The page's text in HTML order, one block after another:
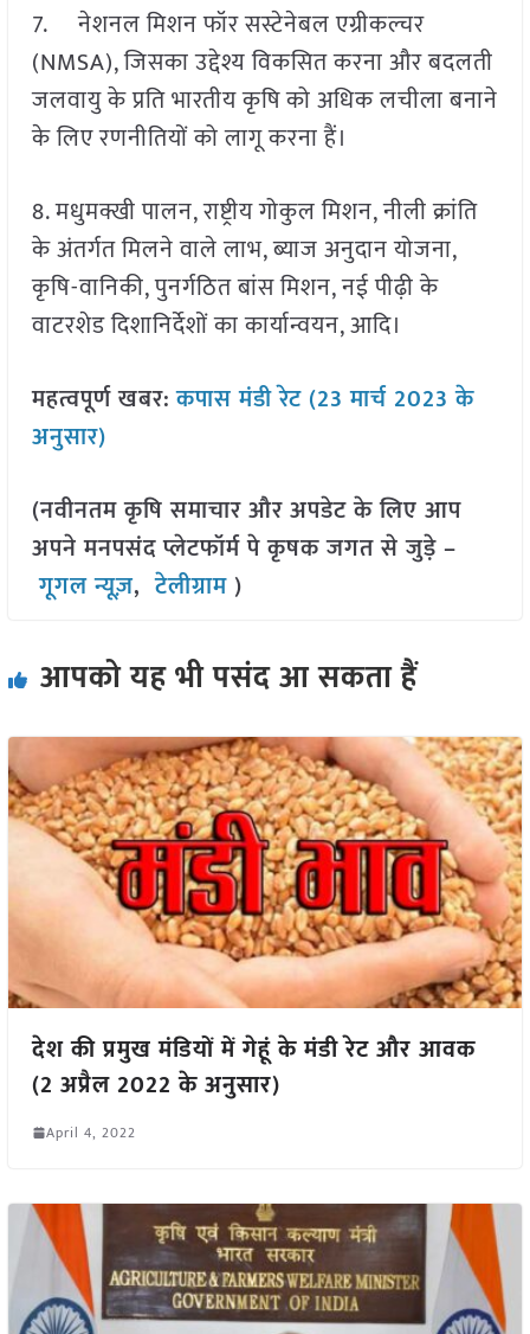
7. नेशनल मिशन फॉर सस्टेनेबल एग्रीकल्चर
(NMSA), जिसका उद्देश्य विकसित करना और बदलती
जलवायु के प्रति भारतीय कृषि को अधिक लचीला बनाने
के लिए रणनीतियों को लागू करना हैं।
8. मधुमक्खी पालन, राष्ट्रीय गोकुल मिशन, नीली क्रांति
के अंतर्गत मिलने वाले लाभ, ब्याज अनुदान योजना,
कृषि-वानिकी, पुनर्गठित बांस मिशन, नई पीढ़ी के
वाटरशेड दिशानिर्देशों का कार्यान्वयन, आदि।
महत्वपूर्ण खबर:कपास मंडी रेट (23 मार्च 2023 के
अनुसार)
(नवीनतम कृषि समाचार और अपडेट के लिए आप
अपने मनपसंद प्लेटफॉर्म पे कृषक जगत से जुड़े –
गूगल न्यूज़,टेलीग्राम )
आपको यह भी पसंद आ सकता हैं
देश की प्रमुख मंडियों में गेहूं के मंडी रेट और आवक
(2 अप्रैल 2022 के अनुसार)
April 4, 2022